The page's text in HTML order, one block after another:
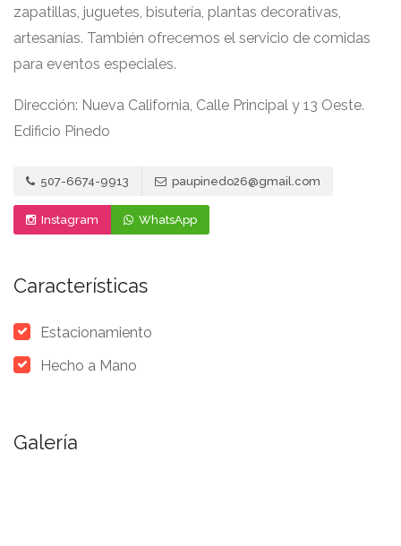
zapatillas, juguetes, bisutería, plantas decorativas,
artesanías. También ofrecemos el servicio de comidas
para eventos especiales.
Dirección: Nueva California, Calle Principal y 13 Oeste.
Edificio Pinedo
507-6674-9913 paupinedo26@gmail.com
Instagram WhatsApp
Características
Estacionamiento
Hecho a Mano
Galería